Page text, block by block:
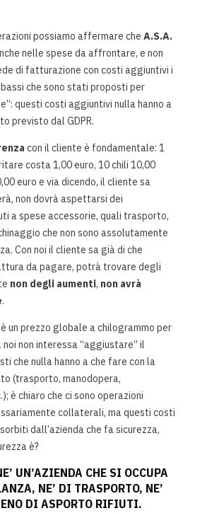
possiamo affermare che A.S.A.
nelle spese da affrontare, e non
di fatturazione con costi aggiuntivi i
che sono stati proposti per
questi costi aggiuntivi nulla hanno a
previsto dal GDPR.
con il cliente è fondamentale: 1
costa 1,00 euro, 10 chili 10,00
euro e via dicendo, il cliente sa
non dovrà aspettarsi dei
a spese accessorie, quali trasporto,
che non sono assolutamente
Con noi il cliente sa già di che
da pagare, potrà trovare degli
non degli aumenti, non avrà
.
un prezzo globale a chilogrammo per
non interessa “aggiustare” il
che nulla hanno a che fare con la
(trasporto, manodopera,
è chiaro che ci sono operazioni
collaterali, ma questi costi
dall’azienda che fa sicurezza,
è?
UN’AZIENDA CHE SI OCCUPA
NE’ DI TRASPORTO, NE’
DI ASPORTO RIFIUTI.